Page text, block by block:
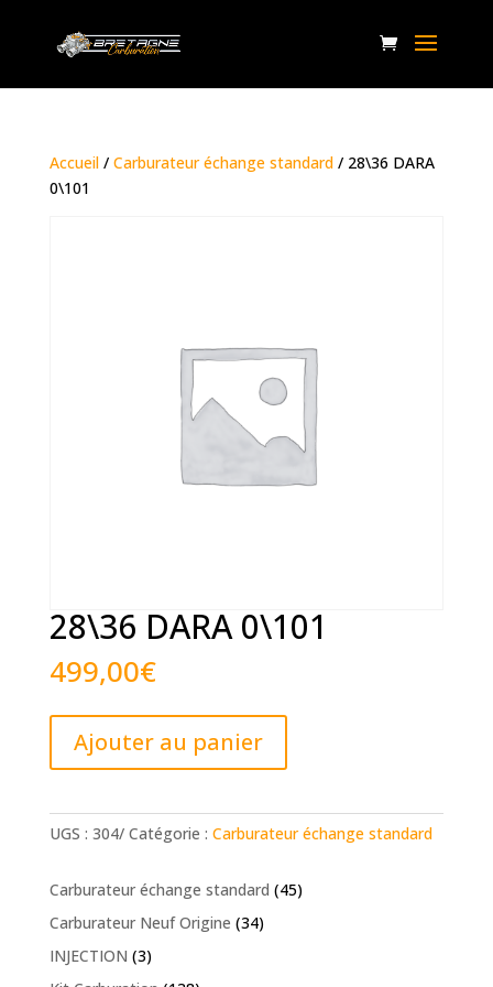
Accueil/ Carburateur échange standard/ 28\36 DARA
0\101
28\36 DARA 0\101
499,00€
0\101
Ajouter au panier
UGS : 304/ Catégorie : Carburateur échange standard
Carburateur échange standard (45)
Carburateur Neuf Origine (34)
INJECTION (3)